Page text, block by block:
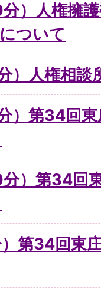
）人権擁
ついて
）人権相
）第34回
分）第34回
第34回東